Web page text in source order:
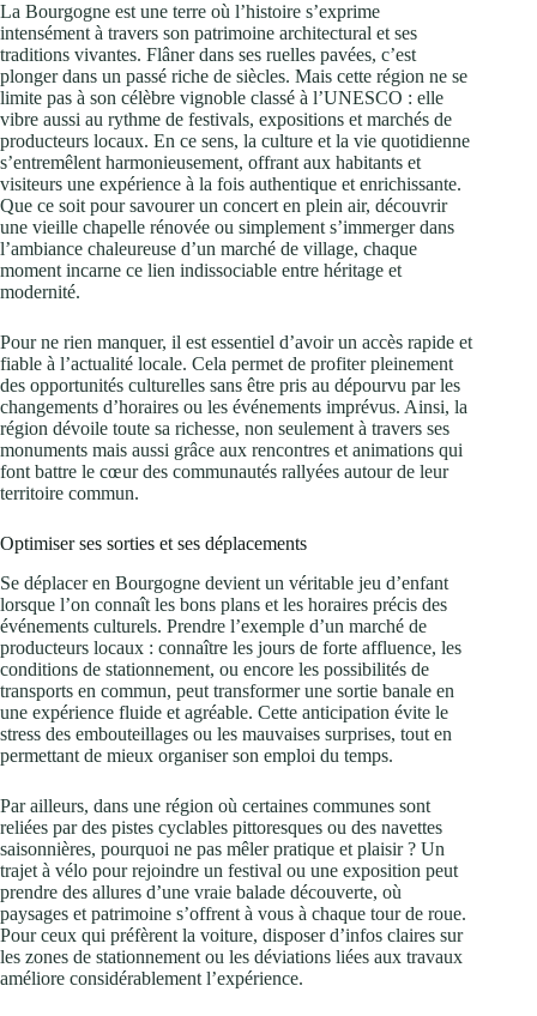
La Bourgogne est une terre où l’histoire s’exprime
intensément à travers son patrimoine architectural et ses
traditions vivantes. Flâner dans ses ruelles pavées, c’est
plonger dans un passé riche de siècles. Mais cette région ne se
limite pas à son célèbre vignoble classé à l’UNESCO : elle
vibre aussi au rythme de festivals, expositions et marchés de
producteurs locaux. En ce sens, la culture et la vie quotidienne
s’entremêlent harmonieusement, offrant aux habitants et
visiteurs une expérience à la fois authentique et enrichissante.
Que ce soit pour savourer un concert en plein air, découvrir
une vieille chapelle rénovée ou simplement s’immerger dans
l’ambiance chaleureuse d’un marché de village, chaque
moment incarne ce lien indissociable entre héritage et
modernité.
Pour ne rien manquer, il est essentiel d’avoir un accès rapide et
fiable à l’actualité locale. Cela permet de profiter pleinement
des opportunités culturelles sans être pris au dépourvu par les
changements d’horaires ou les événements imprévus. Ainsi, la
région dévoile toute sa richesse, non seulement à travers ses
monuments mais aussi grâce aux rencontres et animations qui
font battre le cœur des communautés rallyées autour de leur
territoire commun.
Optimiser ses sorties et ses déplacements
Se déplacer en Bourgogne devient un véritable jeu d’enfant
lorsque l’on connaît les bons plans et les horaires précis des
événements culturels. Prendre l’exemple d’un marché de
producteurs locaux : connaître les jours de forte affluence, les
conditions de stationnement, ou encore les possibilités de
transports en commun, peut transformer une sortie banale en
une expérience fluide et agréable. Cette anticipation évite le
stress des embouteillages ou les mauvaises surprises, tout en
permettant de mieux organiser son emploi du temps.
Par ailleurs, dans une région où certaines communes sont
reliées par des pistes cyclables pittoresques ou des navettes
saisonnières, pourquoi ne pas mêler pratique et plaisir ? Un
trajet à vélo pour rejoindre un festival ou une exposition peut
prendre des allures d’une vraie balade découverte, où
paysages et patrimoine s’offrent à vous à chaque tour de roue.
Pour ceux qui préfèrent la voiture, disposer d’infos claires sur
les zones de stationnement ou les déviations liées aux travaux
améliore considérablement l’expérience.